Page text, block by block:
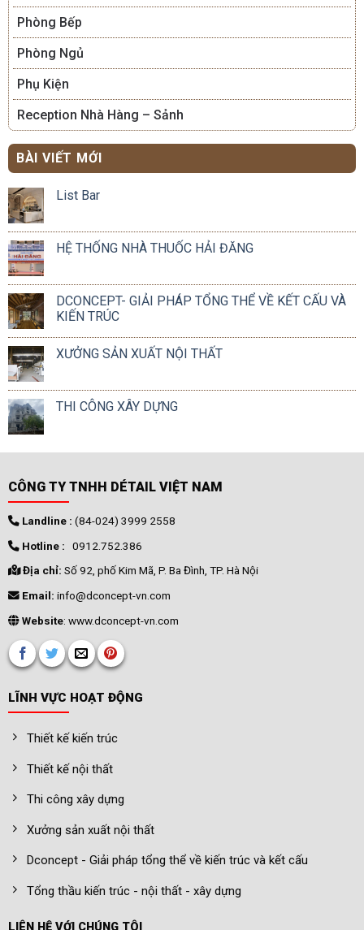
Phòng Bếp
Phòng Ngủ
Phụ Kiện
Reception Nhà Hàng – Sảnh
BÀI VIẾT MỚI
List Bar
HỆ THỐNG NHÀ THUỐC HẢI ĐĂNG
DCONCEPT- GIẢI PHÁP TỔNG THỂ VỀ KẾT CẤU VÀ
KIẾN TRÚC
XƯỞNG SẢN XUẤT NỘI THẤT
THI CÔNG XÂY DỰNG
CÔNG TY TNHH DÉTAIL VIỆT NAM
Landline : (84-024) 3999 2558
Hotline : 0912.752.386
Địa chỉ: Số 92, phố Kim Mã, P. Ba Đình, TP. Hà Nội
Email: info@dconcept-vn.com
Website: www.dconcept-vn.com
LĨNH VỰC HOẠT ĐỘNG
Thiết kế kiến trúc
Thiết kế nội thất
Thi công xây dựng
Xưởng sản xuất nội thất
Dconcept - Giải pháp tổng thể về kiến trúc và kết cấu
Tổng thầu kiến trúc - nội thất - xây dựng
LIÊN HỆ VỚI CHÚNG TÔI